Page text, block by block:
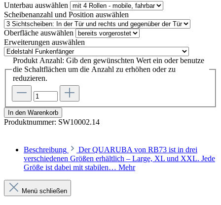
Unterbau auswählen
Scheibenanzahl und Position auswählen
Oberfläche auswählen
Erweiterungen auswählen
Produkt Anzahl: Gib den gewünschten Wert ein oder benutze
die Schaltflächen um die Anzahl zu erhöhen oder zu
reduzieren.
In den Warenkorb
Produktnummer: SW10002.14
Beschreibung
Der QUARUBA von RB73 ist in drei
verschiedenen Größen erhältlich – Large, XL und XXL. Jede
Größe ist dabei mit stabilen… Mehr
Menü schließen